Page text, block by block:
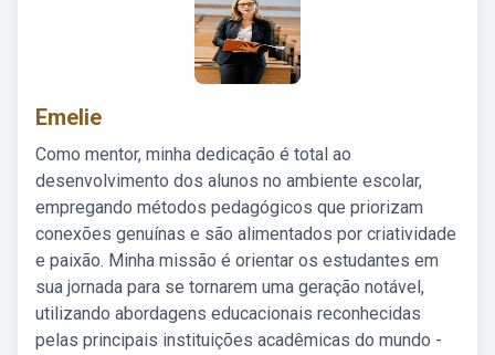
Emelie
Como mentor, minha dedicação é total ao
desenvolvimento dos alunos no ambiente escolar,
empregando métodos pedagógicos que priorizam
conexões genuínas e são alimentados por criatividade
e paixão. Minha missão é orientar os estudantes em
sua jornada para se tornarem uma geração notável,
utilizando abordagens educacionais reconhecidas
pelas principais instituições acadêmicas do mundo -